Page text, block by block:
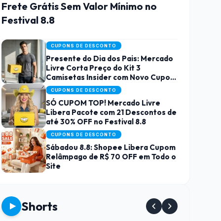
Frete Grátis Sem Valor Mínimo no
Festival 8.8
CUPONS DE DESCONTO
Presente do Dia dos Pais: Mercado
Livre Corta Preço do Kit 3
Camisetas Insider com Novo Cupom
no Festival 8.8
CUPONS DE DESCONTO
SÓ CUPOM TOP! Mercado Livre
Libera Pacote com 21 Descontos de
até 30% OFF no Festival 8.8
CUPONS DE DESCONTO
Sábadou 8.8: Shopee Libera Cupom
Relâmpago de R$ 70 OFF em Todo o
Site
Shorts